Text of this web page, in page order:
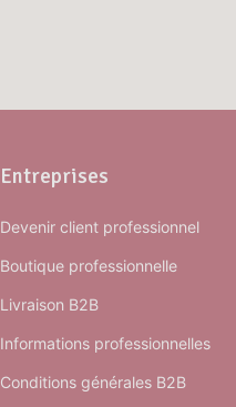
Entreprises
Devenir client professionnel
Boutique professionnelle
Livraison B2B
Informations professionnelles
Conditions générales B2B